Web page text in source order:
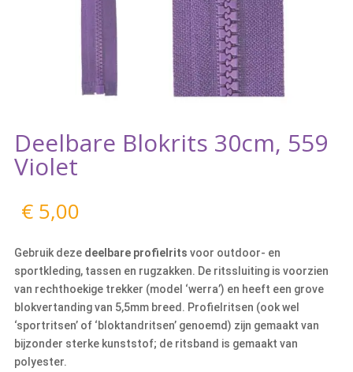
Deelbare Blokrits 30cm, 559
Violet
€5,00
Gebruik deze deelbare profielrits voor outdoor- en
sportkleding, tassen en rugzakken. De ritssluiting is voorzien
van rechthoekige trekker (model ‘werra’) en heeft een grove
blokvertanding van 5,5mm breed. Profielritsen (ook wel
‘sportritsen’ of ‘bloktandritsen’ genoemd) zijn gemaakt van
bijzonder sterke kunststof; de ritsband is gemaakt van
polyester.